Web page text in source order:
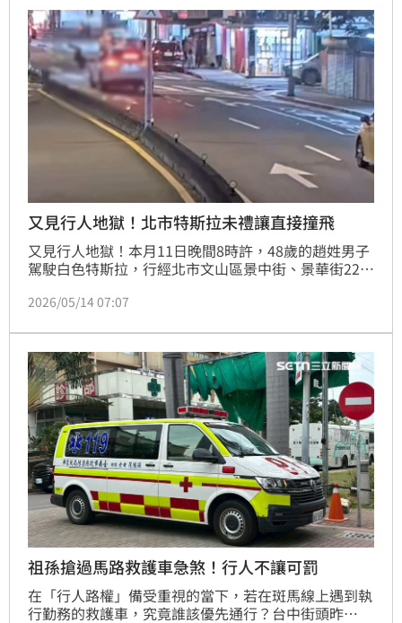
又見行人地獄！北市特斯拉未禮讓直接撞飛
又見行人地獄！本月11日晚間8時許，48歲的趙姓男子
駕駛白色特斯拉，行經北市文山區景中街、景華街22巷
馬路的22歲張姓男子，讓其他民眾都驚呆。警消獲報後
救治，所幸其意識清楚無生命危險。
2026/05/14 07:07
祖孫搶過馬路救護車急煞！行人不讓可罰
在「行人路權」備受重視的當下，若在斑馬線上遇到執
行勤務的救護車，究竟誰該優先通行？台中街頭昨